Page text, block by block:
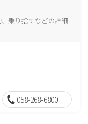
乗り捨てなどの詳細
058-268-6800